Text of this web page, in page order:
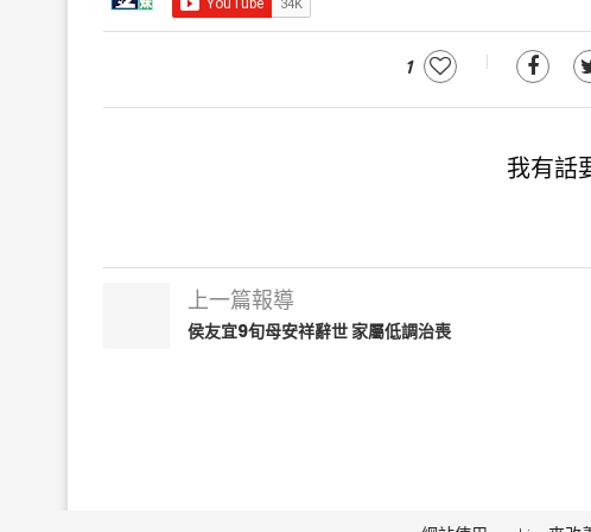
1
我有話
上一篇報導
侯友宜9旬母安祥辭世 家屬低調治喪
毅傳媒控股股份有限